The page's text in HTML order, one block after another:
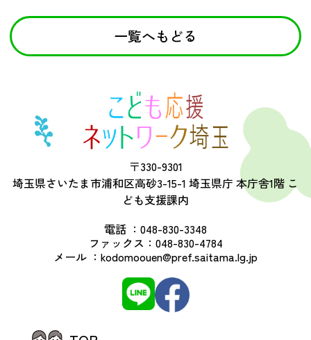
一覧へもどる
〒330-9301
埼玉県さいたま市浦和区高砂3-15-1 埼玉県庁 本庁舎1階 こ
ども支援課内
電話 ： 048-830-3348
ファックス： 048-830-4784
メール ： kodomoouen@pref.saitama.lg.jp